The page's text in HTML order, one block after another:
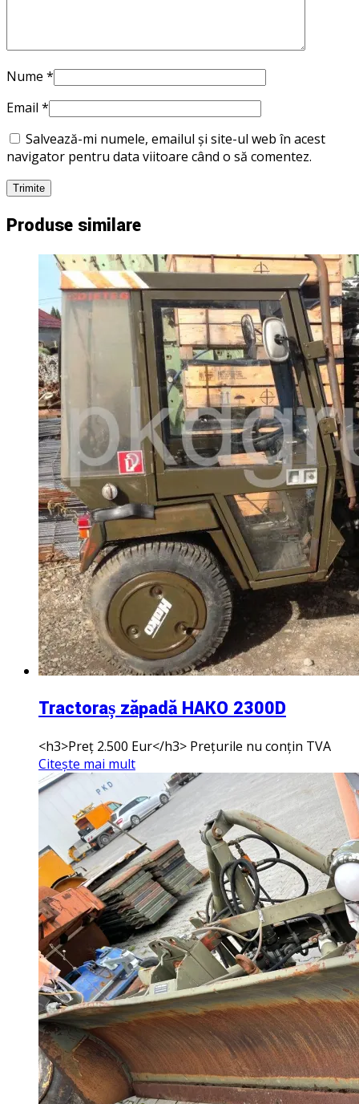
Nume *
Email *
Salvează-mi numele, emailul și site-ul web în acest
navigator pentru data viitoare când o să comentez.
Produse similare
Tractoraș zăpadă HAKO 2300D
<h3>Preț 2.500 Eur</h3> Prețurile nu conțin TVA
Citește mai mult